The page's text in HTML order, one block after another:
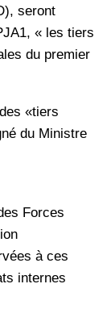
seront
« les tiers
du premier
«tiers
du Ministre
Forces
à ces
internes